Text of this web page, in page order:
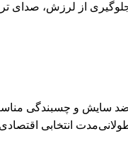
از لرزش، صدای
ضد سایش و چسبندگی
طولانی‌مدت انتخابی